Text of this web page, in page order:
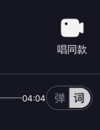
唱同款
04:04